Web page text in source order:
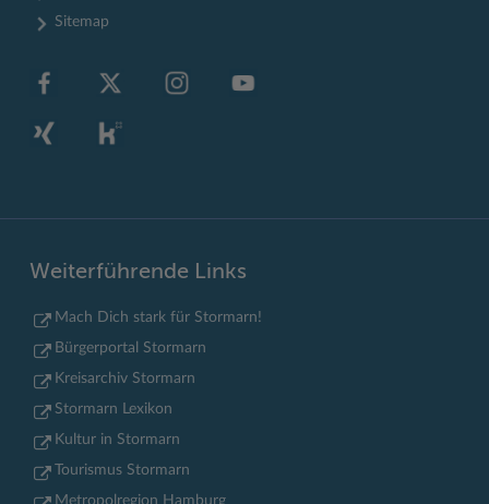
Sitemap
Weiterführende Links
Mach Dich stark für Stormarn!
Bürgerportal Stormarn
Kreisarchiv Stormarn
Stormarn Lexikon
Kultur in Stormarn
Tourismus Stormarn
Metropolregion Hamburg